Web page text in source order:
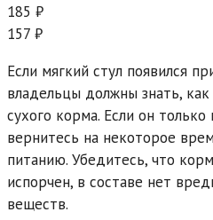
185 ₽
157 ₽
Если мягкий стул появился
владельцы должны знать,
сухого корма. Если он только
вернитесь на некоторое
питанию. Убедитесь, что
испорчен, в составе нет
веществ.